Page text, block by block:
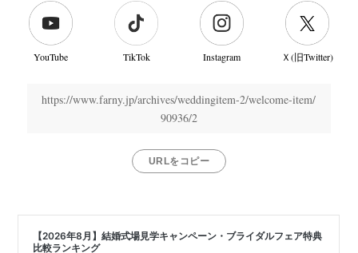
YouTube TikTok Instagram Ｘ(旧Twitter)
https://www.farny.jp/archives/weddingitem-2/welcome-item/
90936/2
URLをコピー